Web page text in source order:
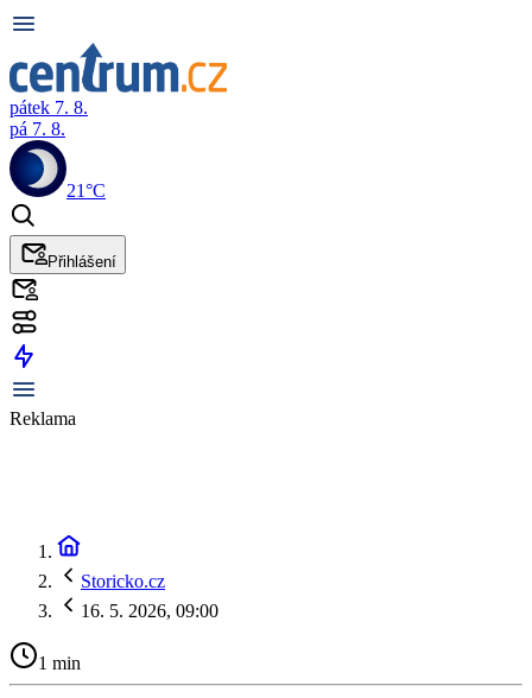
pátek 7. 8.
pá 7. 8.
21°C
Přihlášení
Reklama
Storicko.cz
16. 5. 2026, 09:00
1 min